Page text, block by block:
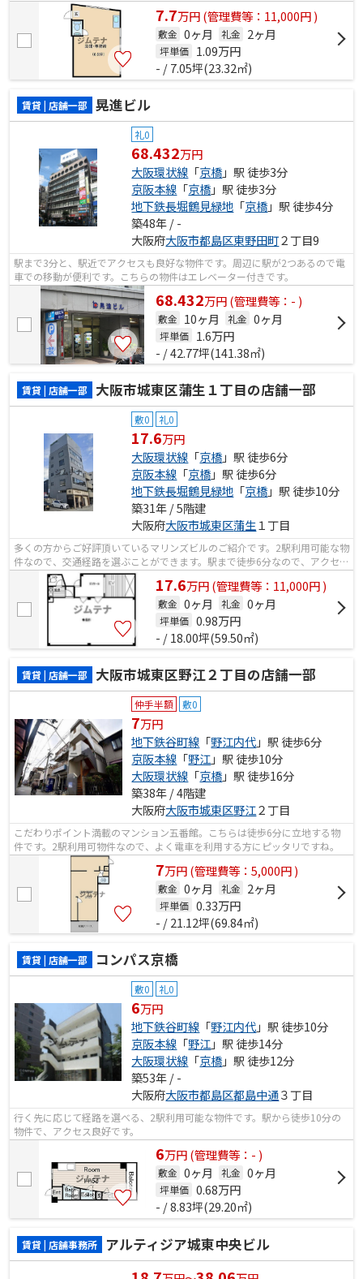
7.7万円(管理費等：11,000円 )
敷金 0ヶ月 礼金 2ヶ月
坪単価 1.09万円
- / 7.05坪(23.32㎡)
賃貸 | 店舗一部 晃進ビル
礼0
68.432万円
大阪環状線 「京橋」駅 徒歩3分
京阪本線 「京橋」駅 徒歩3分
地下鉄長堀鶴見緑地 「京橋」駅 徒歩4分
築48年 / -
大阪府大阪市都島区東野田町２丁目9
駅まで3分と、駅近でアクセスも良好な物件です。周辺に駅が2つあるので電
車での移動が便利です。こちらの物件はエレベーター付きです。
68.432万円(管理費等：- )
敷金 10ヶ月 礼金 0ヶ月
坪単価 1.6万円
- / 42.77坪(141.38㎡)
賃貸 | 店舗一部 大阪市城東区蒲生１丁目の店舗一部
敷0 礼0
17.6万円
大阪環状線 「京橋」駅 徒歩6分
京阪本線 「京橋」駅 徒歩6分
地下鉄長堀鶴見緑地 「京橋」駅 徒歩10分
築31年 / 5階建
大阪府大阪市城東区蒲生１丁目
多くの方からご好評頂いているマリンズビルのご紹介です。2駅利用可能な物
件なので、交通経路を選ぶことができます。駅まで徒歩6分なので、アクセス
の良い物件です。
17.6万円(管理費等：11,000円 )
敷金 0ヶ月 礼金 0ヶ月
坪単価 0.98万円
- / 18.00坪(59.50㎡)
賃貸 | 店舗一部 大阪市城東区野江２丁目の店舗一部
仲手半額 敷0
7万円
地下鉄谷町線 「野江内代」駅 徒歩6分
京阪本線 「野江」駅 徒歩10分
大阪環状線 「京橋」駅 徒歩16分
築38年 / 4階建
大阪府大阪市城東区野江２丁目
こだわりポイント満載のマンション五番館。こちらは徒歩6分に立地する物
件です。2駅利用可物件なので、よく電車を利用する方にピッタリですね。
7万円(管理費等：5,000円 )
敷金 0ヶ月 礼金 2ヶ月
坪単価 0.33万円
- / 21.12坪(69.84㎡)
賃貸 | 店舗一部 コンパス京橋
敷0 礼0
6万円
地下鉄谷町線 「野江内代」駅 徒歩10分
京阪本線 「野江」駅 徒歩14分
大阪環状線 「京橋」駅 徒歩12分
築53年 / -
大阪府大阪市都島区都島中通３丁目
行く先に応じて経路を選べる、2駅利用可能な物件です。駅から徒歩10分の
物件で、アクセス良好です。
6万円(管理費等：- )
敷金 0ヶ月 礼金 0ヶ月
坪単価 0.68万円
- / 8.83坪(29.20㎡)
賃貸 | 店舗事務所 アルティジア城東中央ビル